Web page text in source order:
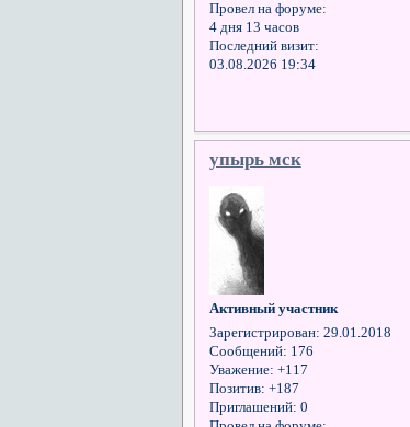
Провел на форуме:
4 дня 13 часов
Последний визит:
03.08.2026 19:34
упырь мск
Активный участник
Зарегистрирован: 29.01.2018
Сообщений: 176
Уважение: +117
Позитив: +187
Приглашений: 0